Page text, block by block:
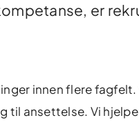
er
innen flere fagfelt.
til ansettelse. Vi